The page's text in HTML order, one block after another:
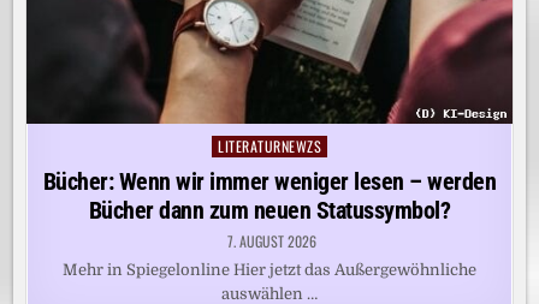
Posted
in
LITERATURNEWZS
Bücher: Wenn wir immer weniger lesen – werden
Bücher dann zum neuen Statussymbol?
7. AUGUST 2026
Mehr in Spiegelonline Hier jetzt das Außergewöhnliche
auswählen …